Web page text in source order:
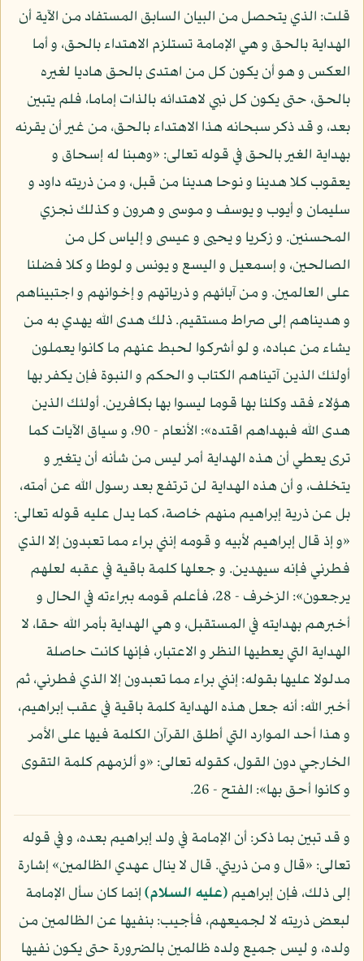
قلت: الذي يتحصل من البيان السابق المستفاد من الآية أن
الهداية بالحق و هي الإمامة تستلزم الاهتداء بالحق، و أما
العكس و هو أن يكون كل من اهتدى بالحق هاديا لغيره
بالحق، حتى يكون كل نبي لاهتدائه بالذات إماما، فلم يتبين
بعد، و قد ذكر سبحانه هذا الاهتداء بالحق، من غير أن يقرنه
بهداية الغير بالحق في قوله تعالى: «وهبنا له إسحاق و
يعقوب كلا هدينا و نوحا هدينا من قبل، و من ذريته داود و
سليمان و أيوب و يوسف و موسى و هرون و كذلك نجزي
المحسنين. و زكريا و يحيى و عيسى و إلياس كل من
الصالحين، و إسمعيل و اليسع و يونس و لوطا و كلا فضلنا
على العالمين. و من آبائهم و ذرياتهم و إخوانهم و اجتبيناهم
و هديناهم إلى صراط مستقيم. ذلك هدى الله يهدي به من
يشاء من عباده، و لو أشركوا لحبط عنهم ما كانوا يعملون
أولئك الذين آتيناهم الكتاب و الحكم و النبوة فإن يكفر بها
هؤلاء فقد وكلنا بها قوما ليسوا بها بكافرين. أولئك الذين
هدى الله فبهداهم اقتده»: الأنعام - 90، و سياق الآيات كما
ترى يعطي أن هذه الهداية أمر ليس من شأنه أن يتغير و
يتخلف، و أن هذه الهداية لن ترتفع بعد رسول الله عن أمته،
بل عن ذرية إبراهيم منهم خاصة، كما يدل عليه قوله تعالى:
«و إذ قال إبراهيم لأبيه و قومه إنني براء مما تعبدون إلا الذي
فطرني فإنه سيهدين. و جعلها كلمة باقية في عقبه لعلهم
يرجعون»: الزخرف - 28، فأعلم قومه ببراءته في الحال و
أخبرهم بهدايته في المستقبل، و هي الهداية بأمر الله حقا، لا
الهداية التي يعطيها النظر و الاعتبار، فإنها كانت حاصلة
مدلولا عليها بقوله: إنني براء مما تعبدون إلا الذي فطرني، ثم
أخبر الله: أنه جعل هذه الهداية كلمة باقية في عقب إبراهيم،
و هذا أحد الموارد التي أطلق القرآن الكلمة فيها على الأمر
الخارجي دون القول، كقوله تعالى: «و ألزمهم كلمة التقوى
و كانوا أحق بها»: الفتح - 26.
و قد تبين بما ذكر: أن الإمامة في ولد إبراهيم بعده، و في قوله
تعالى: «قال و من ذريتي. قال لا ينال عهدي الظالمين» إشارة
إلى ذلك، فإن إبراهيم(عليه السلام)إنما كان سأل الإمامة
لبعض ذريته لا لجميعهم، فأجيب: بنفيها عن الظالمين من
ولده، و ليس جميع ولده ظالمين بالضرورة حتى يكون نفيها